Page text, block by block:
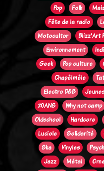
Pop
Folk
Fête de la radio
Motocultor
Blizz'Art
Environnement
Geek
Pop culture
Chapêlmêle
Electro D&B
20ANS
Why not camp
Oldschool
Hardcore
Luciole
Solidarité
Ska
Vinyles
Jazz
Métal